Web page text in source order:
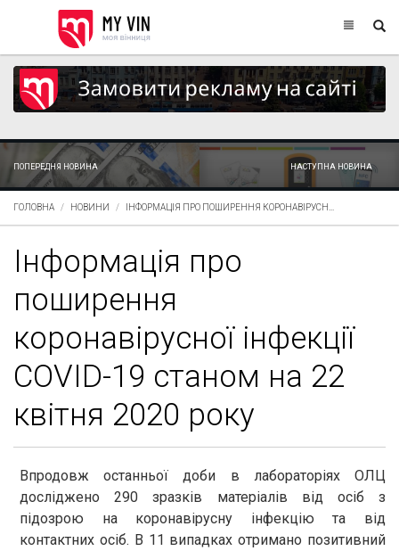
ПОПЕРЕДНЯ НОВИНА НАСТУПНА НОВИНА
ГОЛОВНА НОВИНИ ІНФОРМАЦІЯ ПРО ПОШИРЕННЯ КОРОНАВІРУСН...
Інформація про
поширення
коронавірусної інфекції
COVID-19 станом на 22
квітня 2020 року
Впродовж останньої доби в лабораторіях ОЛЦ
досліджено 290 зразків матеріалів від осіб з
підозрою на коронавірусну інфекцію та від
контактних осіб. В 11 випадках отримано позитивний